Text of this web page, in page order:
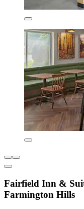
Fairfield Inn &
Farmington Hills